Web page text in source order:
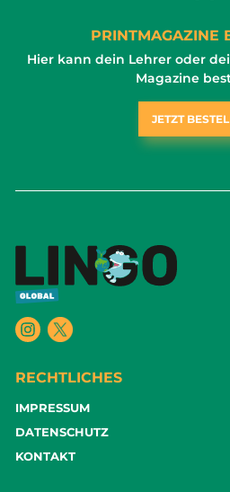
PRINTMAGAZINE
Hier kann dein Lehrer oder
Magazine
JETZT
RECHTLICHES
IMPRESSUM
DATENSCHUTZ
KONTAKT